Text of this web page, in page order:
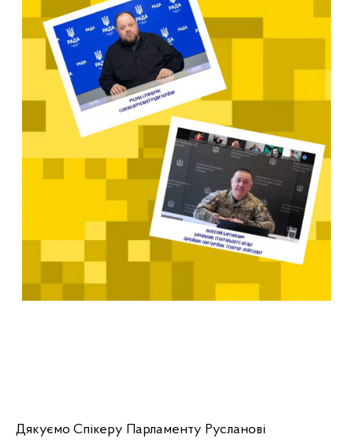
Дякуємо Спікеру Парламенту Русланові